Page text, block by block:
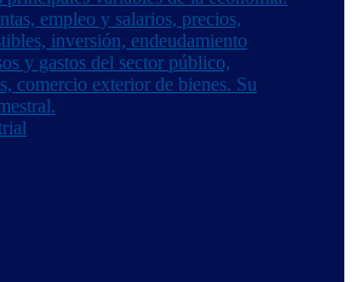
empleo y salarios, precios,
inversión, endeudamiento
y gastos del sector público,
comercio exterior de bienes. Su